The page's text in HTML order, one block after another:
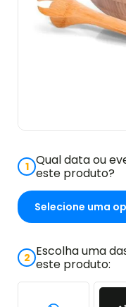
1 Qual data ou
este produto?
2 Escolha uma
este produto: